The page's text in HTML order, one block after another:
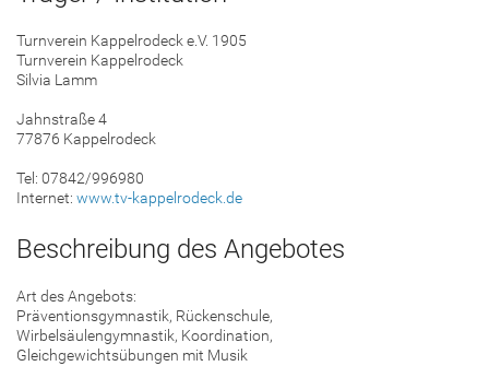
Turnverein Kappelrodeck e.V. 1905
Turnverein Kappelrodeck
Silvia Lamm
Jahnstraße 4
77876 Kappelrodeck
Tel: 07842/996980
Internet: www.tv-kappelrodeck.de
Beschreibung des Angebotes
Art des Angebots:
Präventionsgymnastik, Rückenschule,
Wirbelsäulengymnastik, Koordination,
Gleichgewichtsübungen mit Musik